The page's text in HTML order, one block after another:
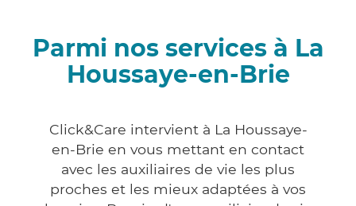
Parmi nos services à La
Houssaye-en-Brie
Click&Care intervient à La Houssaye-
en-Brie en vous mettant en contact
avec les auxiliaires de vie les plus
proches et les mieux adaptées à vos